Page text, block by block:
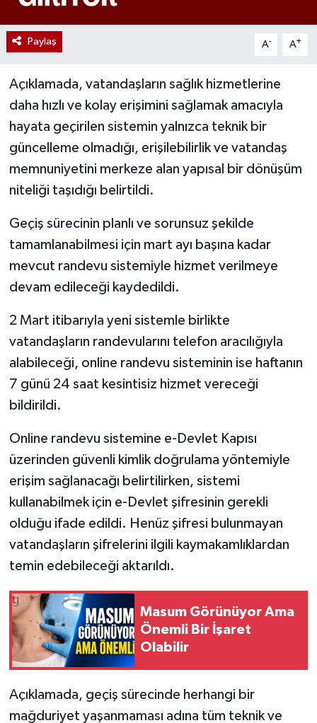
Paylaş A- A+
Açıklamada, vatandaşların sağlık hizmetlerine
daha hızlı ve kolay erişimini sağlamak amacıyla
hayata geçirilen sistemin yalnızca teknik bir
güncelleme olmadığı, erişilebilirlik ve vatandaş
memnuniyetini merkeze alan yapısal bir dönüşüm
niteliği taşıdığı belirtildi.
Geçiş sürecinin planlı ve sorunsuz şekilde
tamamlanabilmesi için mart ayı başına kadar
mevcut randevu sistemiyle hizmet verilmeye
devam edileceği kaydedildi.
2 Mart itibarıyla yeni sistemle birlikte
vatandaşların randevularını telefon aracılığıyla
alabileceği, online randevu sisteminin ise haftanın
7 günü 24 saat kesintisiz hizmet vereceği
bildirildi.
Online randevu sistemine e-Devlet Kapısı
üzerinden güvenli kimlik doğrulama yöntemiyle
erişim sağlanacağı belirtilirken, sistemi
kullanabilmek için e-Devlet şifresinin gerekli
olduğu ifade edildi. Henüz şifresi bulunmayan
vatandaşların şifrelerini ilgili kaymakamlıklardan
temin edebileceği aktarıldı.
Masum Görünüyor Ama
Önemli Bir İşaret
Olabilir
Açıklamada, geçiş sürecinde herhangi bir
mağduriyet yaşanmaması adına tüm teknik ve